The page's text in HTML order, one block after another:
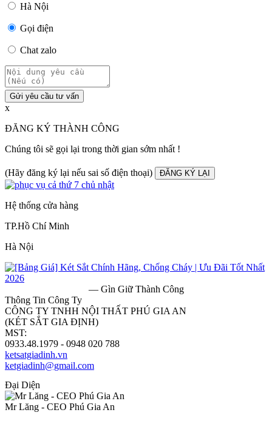
Hà Nội
Gọi điện
Chat zalo
Gửi yêu cầu tư vấn
x
ĐĂNG KÝ THÀNH CÔNG
Chúng tôi sẽ gọi lại trong thời gian sớm nhất !
(Hãy đăng ký lại nếu sai số điện thoại) ĐĂNG KÝ LẠI
Hệ thống cửa hàng
TP.Hồ Chí Minh
Hà Nội
— Gìn Giữ Thành Công
Thông Tin Công Ty
CÔNG TY TNHH NỘI THẤT PHÚ GIA AN
(KÉT SẮT GIA ĐỊNH)
MST:
0933.48.1979 - 0948 020 788
ketsatgiadinh.vn
ketgiadinh@gmail.com
Đại Diện
Mr Lăng - CEO Phú Gia An